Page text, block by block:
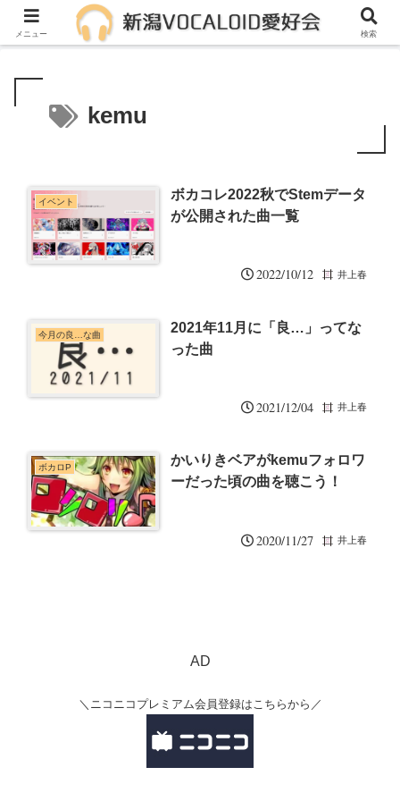
メンバー募集中！一緒に活動しませんか？
kemu
イベント
ボカコレ2022秋でStemデータ
が公開された曲一覧
2022/10/12 井上春
今月の良…な曲
2021年11月に「良…」ってな
った曲
2021/12/04 井上春
ボカロP
かいりきベアがkemuフォロワ
ーだった頃の曲を聴こう！
2020/11/27 井上春
AD
＼ニコニコプレミアム会員登録はこちらから／
メニュー 検索